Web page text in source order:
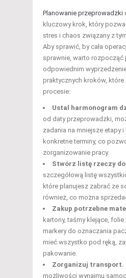
Planowanie przeprowadzki
kluczowy krok, który
stres i chaos związany z
Aby sprawić, by cała
sprawnie, warto rozpocząć
odpowiednim
praktycznych kroków,
procesie:
Ustal harmonogram
od daty przeprowadzki,
zadania na mniejsze etapy
konkretne terminy, co
zorganizowanie pracy.
Stwórz listę rzeczy
szczegółową listę
które planujesz zabrać ze
również, co można
Zakup potrzebne
kartony, taśmy klejące,
markery do oznaczania
mieć wszystko pod ręką,
pakowanie.
Zorganizuj transport.
możliwości wynajmu